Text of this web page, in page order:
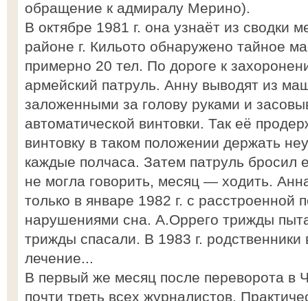
обращение к адмиралу Мерино).
В октябре 1981 г. она узнаёт из сводки
районе г. Кильото обнаружено тайное
примерно 20 тел. По дороге к
армейский патруль. Анну выводят из
заложенными за голову руками и
автоматической винтовки. Так её
винтовку в таком положении держать
каждые полчаса. Затем патруль бросил
не могла говорить, месяц — ходить.
только в январе 1982 г. с расстроенной
нарушениями сна. А.Оррего трижды
трижды спасали. В 1983 г.
лечение...
В первый же месяц после переворота в
почти треть всех журналистов.